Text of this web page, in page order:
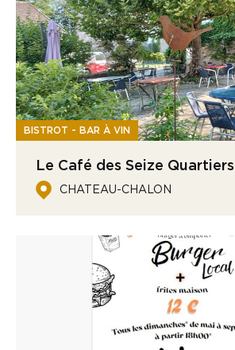
BISTROT - BAR À VIN
Le Café des Seize Quartiers
CHATEAU-CHALON